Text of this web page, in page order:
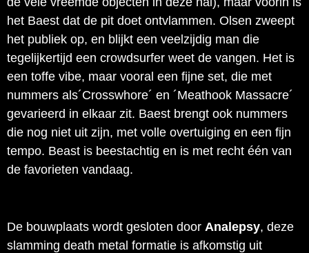
het Baest dat de pit doet ontvlammen. Olsen zweept
het publiek op, en blijkt een veelzijdig man die
tegelijkertijd een crowdsurfer weet de vangen. Het is
een toffe vibe, maar vooral een fijne set, die met
nummers als´Crosswhore´ en ´Meathook Massacre´
gevarieerd in elkaar zit. Baest brengt ook nummers
die nog niet uit zijn, met volle overtuiging en een fijn
tempo. Beast is beestachtig en is met recht één van
de favorieten vandaag.
De bouwplaats wordt gesloten door Analepsy, deze
slamming death metal formatie is afkomstig uit